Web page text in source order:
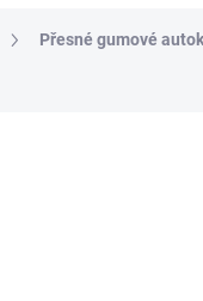
Přesné gumové